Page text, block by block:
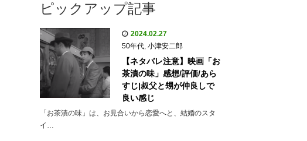
ピックアップ記事
2024.02.27
50年代,小津安二郎
【ネタバレ注意】映画「お
茶漬の味」感想/評価/あら
すじ|叔父と甥が仲良しで
良い感じ
「お茶漬の味」は、お見合いから恋愛へと、結婚のスタ
イ…